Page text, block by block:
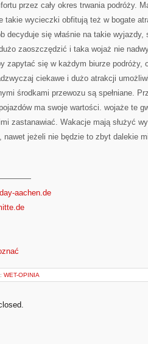
przez cały okres trwania podróży.
takie wycieczki obfitują też w bogate
decyduje się właśnie na takie
zaoszczędzić i taka wojaż nie
zapytać się w każdym biurze podróży,
ciekawe i dużo atrakcji
środkami przewozu są spełniane.
ma swoje wartości. wojaże te
zastanawiać. Wakacje mają służyć
nawet jeżeli nie będzie to zbyt dalekie
aachen.de
WET-OPINIA